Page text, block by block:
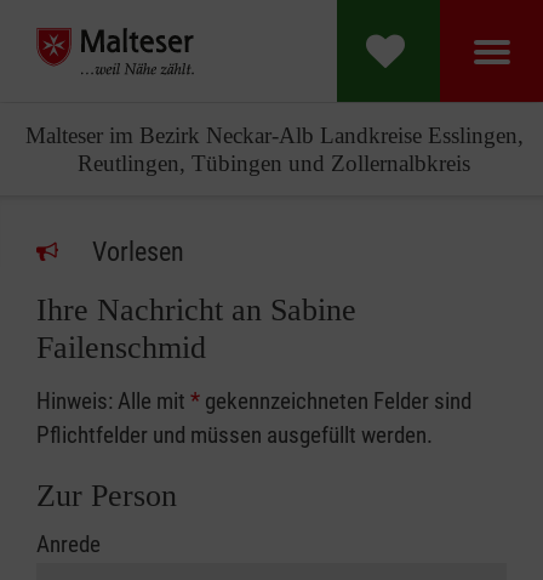
Malteser im Bezirk Neckar-Alb Landkreise Esslingen,
Reutlingen, Tübingen und Zollernalbkreis
Vorlesen
Ihre Nachricht an Sabine
Failenschmid
Hinweis: Alle mit * gekennzeichneten Felder sind
Pflichtfelder und müssen ausgefüllt werden.
Zur Person
Anrede